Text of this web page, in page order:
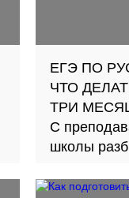
ЕГЭ ПО
ЧТО
ТРИ
С
школы
советы по